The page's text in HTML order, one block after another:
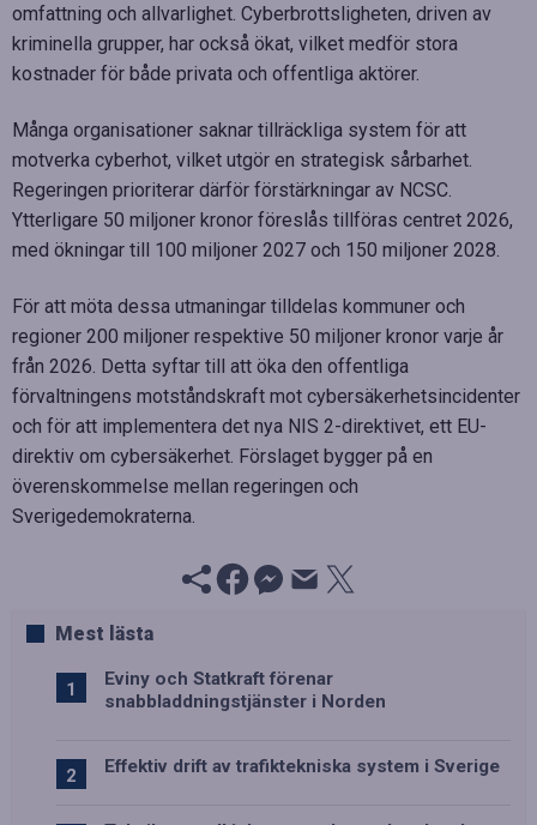
omfattning och allvarlighet. Cyberbrottsligheten, driven av
kriminella grupper, har också ökat, vilket medför stora
kostnader för både privata och offentliga aktörer.
Många organisationer saknar tillräckliga system för att
motverka cyberhot, vilket utgör en strategisk sårbarhet.
Regeringen prioriterar därför förstärkningar av NCSC.
Ytterligare 50 miljoner kronor föreslås tillföras centret 2026,
med ökningar till 100 miljoner 2027 och 150 miljoner 2028.
För att möta dessa utmaningar tilldelas kommuner och
regioner 200 miljoner respektive 50 miljoner kronor varje år
från 2026. Detta syftar till att öka den offentliga
förvaltningens motståndskraft mot cybersäkerhetsincidenter
och för att implementera det nya NIS 2-direktivet, ett EU-
direktiv om cybersäkerhet. Förslaget bygger på en
överenskommelse mellan regeringen och
Sverigedemokraterna.
Mest lästa
Eviny och Statkraft förenar
snabbladdningstjänster i Norden
Effektiv drift av trafiktekniska system i Sverige